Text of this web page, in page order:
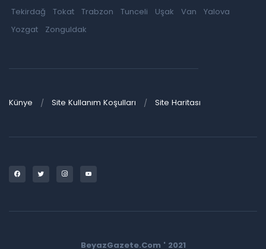
Tekirdağ
Tokat Trabzon Tunceli Uşak Van
Yalova
Yozgat
Zonguldak
Künye Site Kullanım Koşulları Site Haritası
BeyazGazete.Com ' 2021